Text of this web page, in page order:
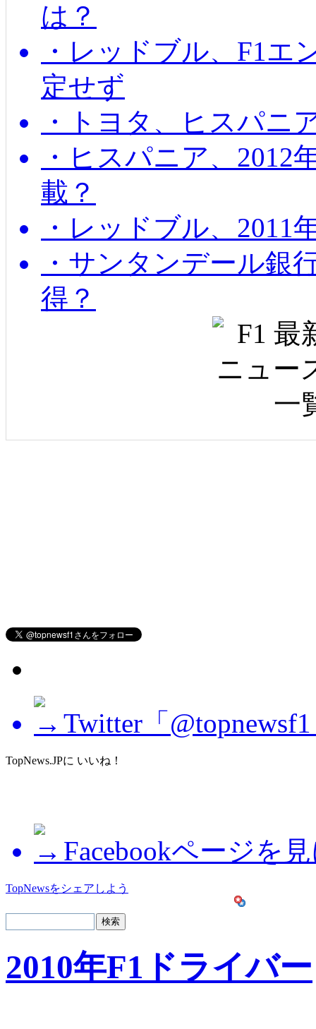
は？
・レッドブル、F1エ
定せず
・トヨタ、ヒスパニ
・ヒスパニア、2012
載？
・レッドブル、2011
・サンタンデール銀
得？
Twitter「
TopNews.JPに いいね！
Facebookページを
TopNewsをシェアしよう
2010年F1ドライバー